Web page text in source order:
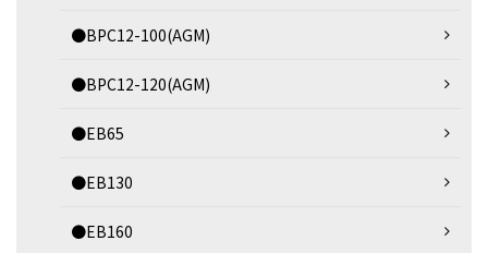
●BPC12-100(AGM)
●BPC12-120(AGM)
●EB65
●EB130
●EB160